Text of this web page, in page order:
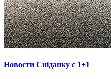
Новости Сніданку с 1+1